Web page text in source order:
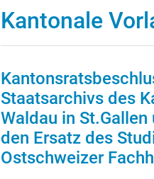
Kantonale
Staatsarchivs des
Waldau in
den Ersatz des
Ostschweizer